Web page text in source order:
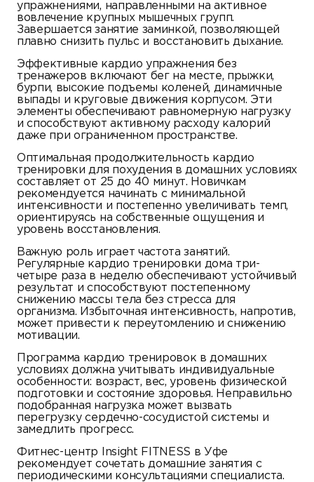
упражнениями, направленными на активное
вовлечение крупных мышечных групп.
Завершается занятие заминкой, позволяющей
плавно снизить пульс и восстановить дыхание.
Эффективные кардио упражнения без
тренажеров включают бег на месте, прыжки,
бурпи, высокие подъемы коленей, динамичные
выпады и круговые движения корпусом. Эти
элементы обеспечивают равномерную нагрузку
и способствуют активному расходу калорий
даже при ограниченном пространстве.
Оптимальная продолжительность кардио
тренировки для похудения в домашних условиях
составляет от 25 до 40 минут. Новичкам
рекомендуется начинать с минимальной
интенсивности и постепенно увеличивать темп,
ориентируясь на собственные ощущения и
уровень восстановления.
Важную роль играет частота занятий.
Регулярные кардио тренировки дома три-
четыре раза в неделю обеспечивают устойчивый
результат и способствуют постепенному
снижению массы тела без стресса для
организма. Избыточная интенсивность, напротив,
может привести к переутомлению и снижению
мотивации.
Программа кардио тренировок в домашних
условиях должна учитывать индивидуальные
особенности: возраст, вес, уровень физической
подготовки и состояние здоровья. Неправильно
подобранная нагрузка может вызвать
перегрузку сердечно-сосудистой системы и
замедлить прогресс.
Фитнес-центр Insight FITNESS в Уфе
рекомендует сочетать домашние занятия с
периодическими консультациями специалиста.